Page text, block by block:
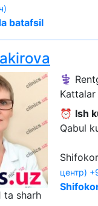
batafsil
ta sharh
⚕️
⏰ Ish
Qabul
центр)